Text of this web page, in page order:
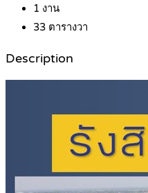
1 งาน
33 ตารางวา
Description